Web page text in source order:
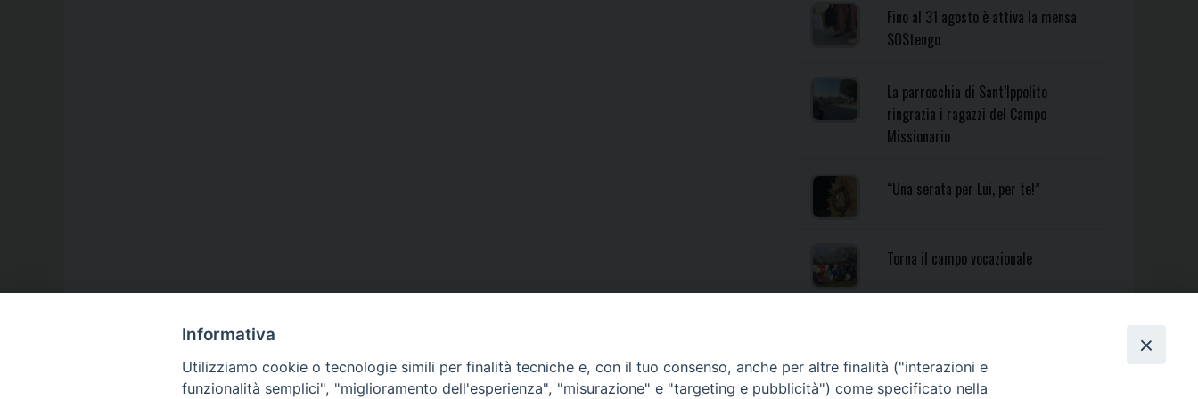
Fino al 31 agosto è attiva la mensa
SOStengo
La parrocchia di Sant’Ippolito
ringrazia i ragazzi del Campo
Missionario
“Una serata per Lui, per te!”
Torna il campo vocazionale
Informativa
Utilizziamo cookie o tecnologie simili per finalità tecniche e, con il tuo consenso, anche per altre finalità ("interazioni e
funzionalità semplici", "miglioramento dell'esperienza", "misurazione" e "targeting e pubblicità") come specificato nella